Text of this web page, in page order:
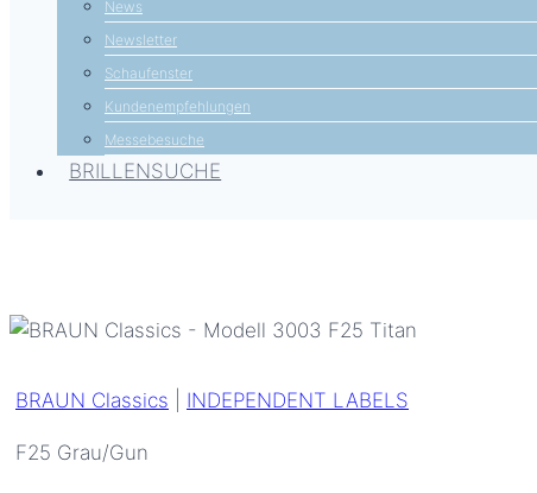
News
Newsletter
Schaufenster
Kundenempfehlungen
Messebesuche
BRILLENSUCHE
BRAUN Classics INDEPENDENT LABELS
F25 Grau/Gun